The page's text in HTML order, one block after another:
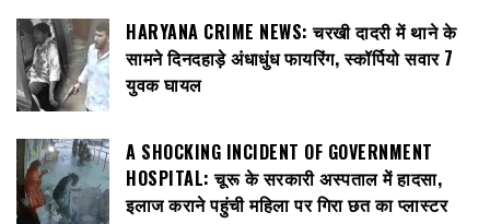
HARYANA CRIME NEWS: चरखी दादरी में थाने के
सामने दिनदहाड़े अंधाधुंध फायरिंग, स्कॉर्पियो सवार 7
युवक घायल
A SHOCKING INCIDENT OF GOVERNMENT
HOSPITAL: चूरू के सरकारी अस्पताल में हादसा,
इलाज कराने पहुंची महिला पर गिरा छत का प्लास्टर